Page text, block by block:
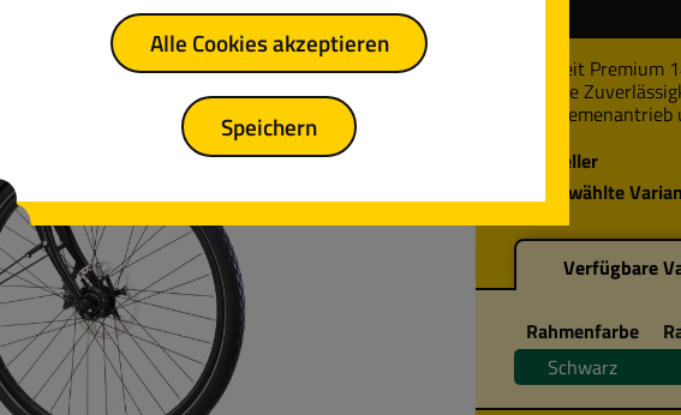
Gudereit
höchste
Hersteller
Ausgewählte
Verfügbare
Rahmenfarbe
Schwarz
Alle Cookies akzeptieren
Speichern